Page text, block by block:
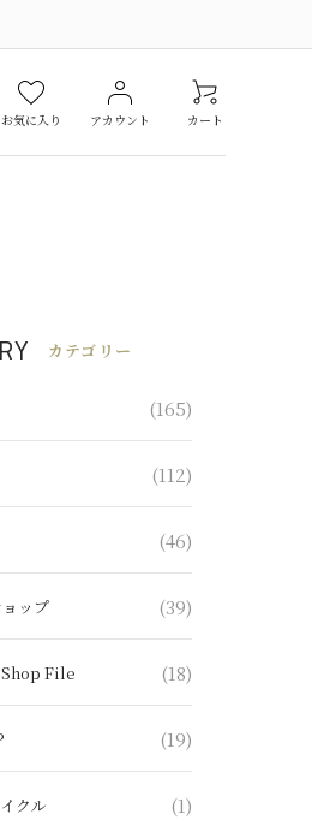
お気に入り アカウント カート
ミラー＆ドレッサー
アウトレット
￥300,001～
カテゴリー
(165)
(112)
(46)
ップ (39)
File (18)
(19)
クル (1)